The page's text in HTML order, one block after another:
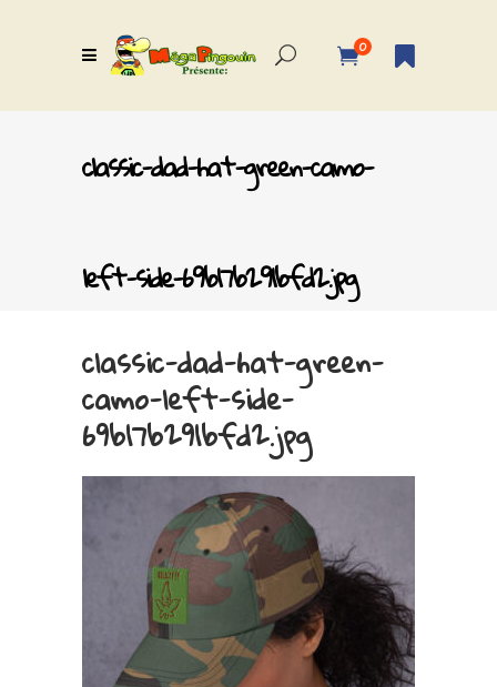
0
classic-dad-hat-green-camo-
left-side-69b17b291bfd2.jpg
classic-dad-hat-green-
camo-left-side-
69b17b291bfd2.jpg